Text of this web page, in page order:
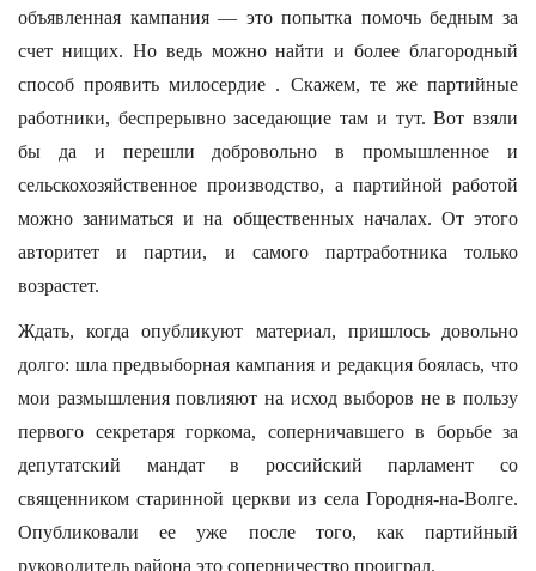
объявленная кампания — это попытка помочь бедным за
счет нищих. Но ведь можно найти и более благородный
способ проявить милосердие . Скажем, те же партийные
работники, беспрерывно заседающие там и тут. Вот взяли
бы да и перешли добровольно в промышленное и
сельскохозяйственное производство, а партийной работой
можно заниматься и на общественных началах. От этого
авторитет и партии, и самого партработника только
возрастет.
Ждать, когда опубликуют материал, пришлось довольно
долго: шла предвыборная кампания и редакция боялась, что
мои размышления повлияют на исход выборов не в пользу
первого секретаря горкома, соперничавшего в борьбе за
депутатский мандат в российский парламент со
священником старинной церкви из села Городня-на-Волге.
Опубликовали ее уже после того, как партийный
руководитель района это соперничество проиграл.